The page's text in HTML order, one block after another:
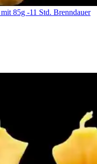
85g -11 Std. Brenndauer